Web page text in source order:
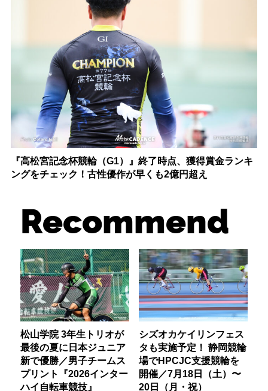
『高松宮記念杯競輪（G1）』終了時点、獲得賞金ランキ
ングをチェック！古性優作が早くも2億円超え
Recommend
松山学院 3年生トリオが
最後の夏に日本ジュニア
新で優勝／男子チームス
プリント『2026インター
ハイ自転車競技』
シズオカケイリンフェス
タも実施予定！ 静岡競輪
場でHPCJC支援競輪を
開催／7月18日（土）〜
20日（月・祝）